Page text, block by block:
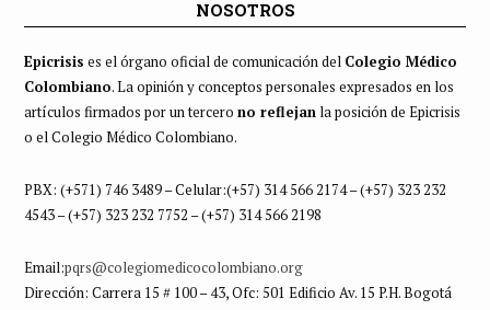
NOSOTROS
Epicrisis es el órgano oficial de comunicación del Colegio Médico
Colombiano. La opinión y conceptos personales expresados en los
artículos firmados por un tercero no reflejanla posición de Epicrisis
o el Colegio Médico Colombiano.
PBX: (+571) 746 3489 – Celular:(+57) 314 566 2174 – (+57) 323 232
4543 – (+57) 323 232 7752 – (+57) 314 566 2198
Email:pqrs@colegiomedicocolombiano.org
Dirección: Carrera 15 # 100 – 43, Ofc: 501 Edificio Av. 15 P.H. Bogotá